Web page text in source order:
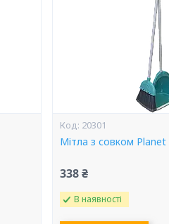
20301
Мітла з совком Planet
338 ₴
В наявності